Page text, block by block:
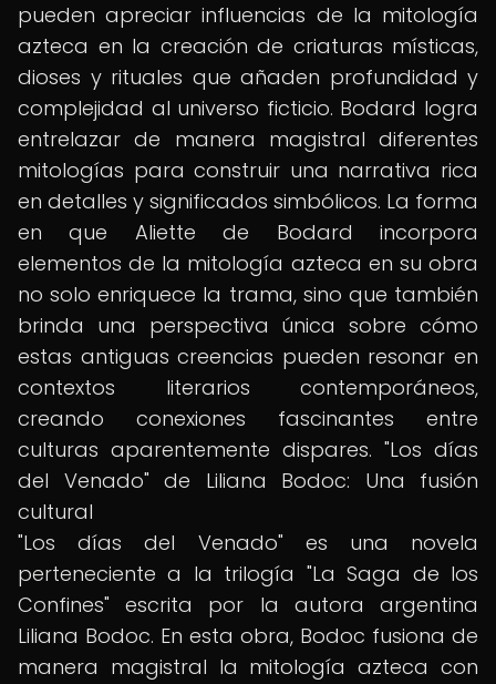
pueden apreciar influencias de la mitología
azteca en la creación de criaturas místicas,
dioses y rituales que añaden profundidad y
complejidad al universo ficticio. Bodard logra
entrelazar de manera magistral diferentes
mitologías para construir una narrativa rica
en detalles y significados simbólicos. La forma
en que Aliette de Bodard incorpora
elementos de la mitología azteca en su obra
no solo enriquece la trama, sino que también
brinda una perspectiva única sobre cómo
estas antiguas creencias pueden resonar en
contextos literarios contemporáneos,
creando conexiones fascinantes entre
culturas aparentemente dispares. "Los días
del Venado" de Liliana Bodoc: Una fusión
cultural
"Los días del Venado" es una novela
perteneciente a la trilogía "La Saga de los
Confines" escrita por la autora argentina
Liliana Bodoc. En esta obra, Bodoc fusiona de
manera magistral la mitología azteca con